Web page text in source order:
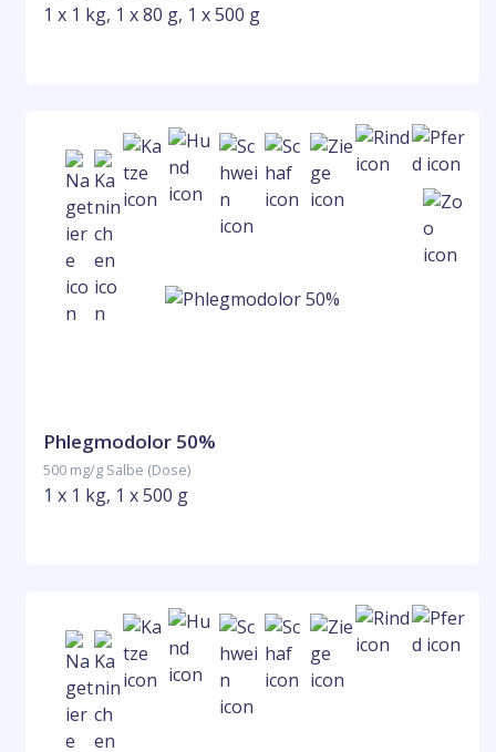
1 x 1 kg, 1 x 80 g, 1 x 500 g
Phlegmodolor 50%
500 mg/g Salbe (Dose)
1 x 1 kg, 1 x 500 g